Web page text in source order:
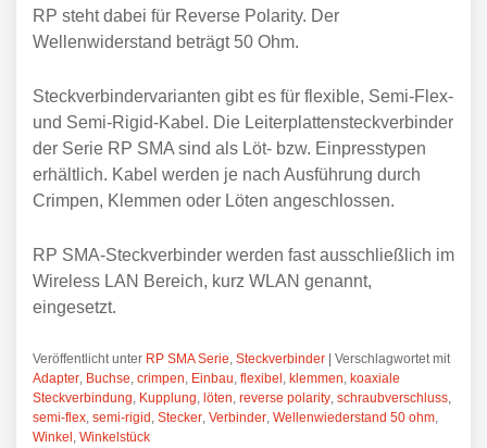
RP steht dabei für Reverse Polarity. Der
Wellenwiderstand beträgt 50 Ohm.
Steckverbindervarianten gibt es für flexible, Semi-Flex-
und Semi-Rigid-Kabel. Die Leiterplattensteckverbinder
der Serie RP SMA sind als Löt- bzw. Einpresstypen
erhältlich. Kabel werden je nach Ausführung durch
Crimpen, Klemmen oder Löten angeschlossen.
RP SMA-Steckverbinder werden fast ausschließlich im
Wireless LAN Bereich, kurz WLAN genannt,
eingesetzt.
Veröffentlicht unter RP SMA Serie Steckverbinder | Verschlagwortet mit
Adapter Buchse crimpen Einbau flexibel klemmen koaxiale
Steckverbindung Kupplung löten reverse polarity schraubverschluss
semi-flex semi-rigid Stecker Verbinder Wellenwiederstand 50 ohm
Winkel Winkelstück